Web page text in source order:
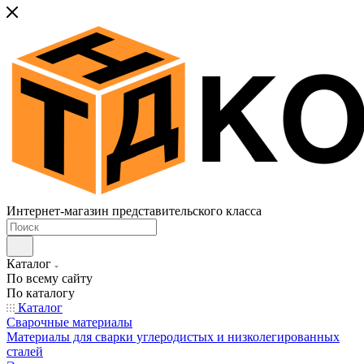
Интернет-магазин представительского класса
Каталог
По всему сайту
По каталогу
Каталог
Сварочные материалы
Материалы для сварки углеродистых и низколегированных
сталей